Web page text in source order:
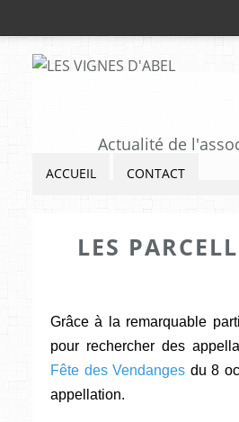
Actualité de
ACCUEIL CONTACT
LES
Grâce à la remarquable parti
pour rechercher des
Fête des Vendanges du 8
appellation.